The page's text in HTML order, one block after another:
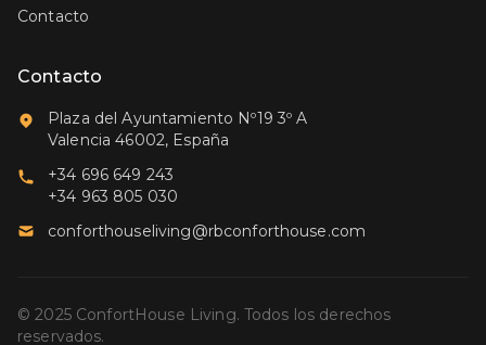
Contacto
Contacto
Plaza del Ayuntamiento Nº19 3º A
Valencia 46002, España
+34 696 649 243
+34 963 805 030
conforthouseliving@rbconforthouse.com
© 2025 ConfortHouse Living. Todos los derechos
reservados.